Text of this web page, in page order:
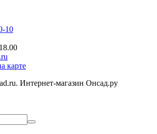
10
карте
Интернет-магазин Онсад.ру